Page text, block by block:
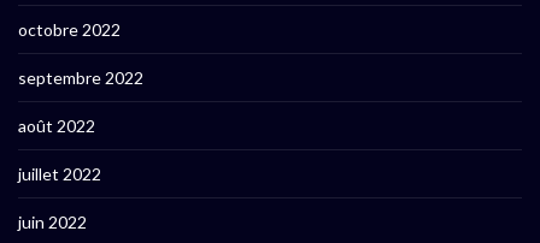
octobre 2022
septembre 2022
août 2022
juillet 2022
juin 2022